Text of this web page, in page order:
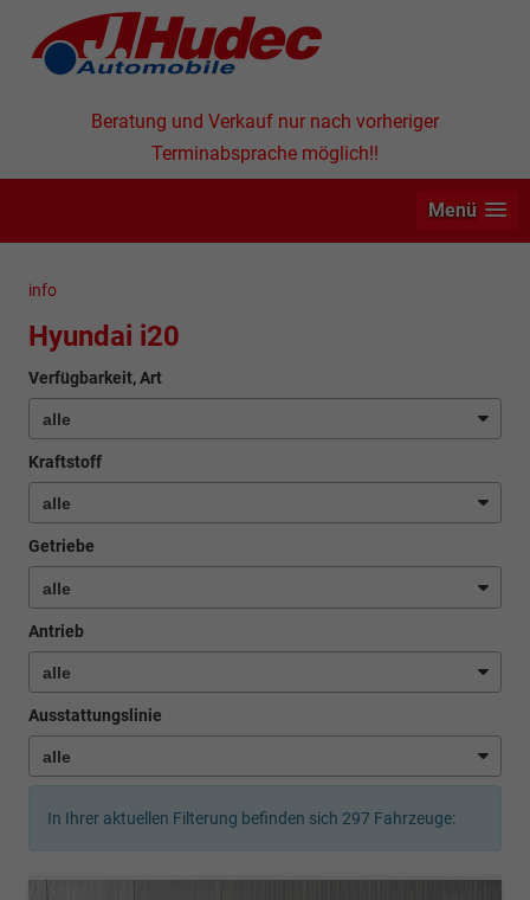
Beratung und Verkauf nur nach vorheriger
Terminabsprache möglich!!
Menü
info
Hyundai i20
Verfügbarkeit, Art
Kraftstoff
Getriebe
Antrieb
Ausstattungslinie
In Ihrer aktuellen Filterung befinden sich 297 Fahrzeuge: